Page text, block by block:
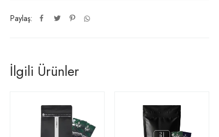
Paylaş:
İlgili Ürünler